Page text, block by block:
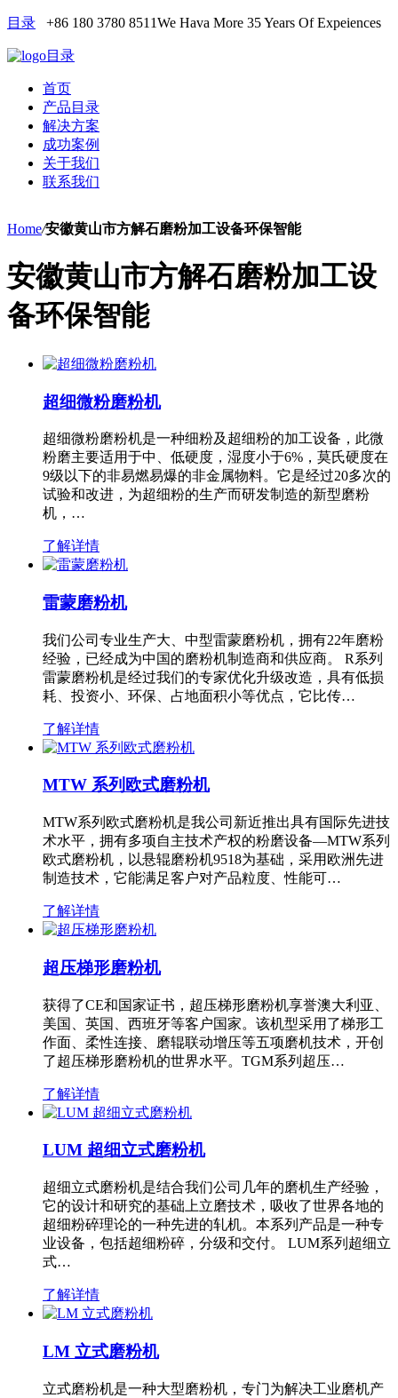
目录 +86 180 3780 8511We Hava More 35 Years Of Expeiences
目录
首页
产品目录
解决方案
成功案例
关于我们
联系我们
Home/安徽黄山市方解石磨粉加工设备环保智能
安徽黄山市方解石磨粉加工设
备环保智能
超细微粉磨粉机
超细微粉磨粉机是一种细粉及超细粉的加工设备，此微
粉磨主要适用于中、低硬度，湿度小于6%，莫氏硬度在
9级以下的非易燃易爆的非金属物料。它是经过20多次的
试验和改进，为超细粉的生产而研发制造的新型磨粉
机，…
了解详情
雷蒙磨粉机
我们公司专业生产大、中型雷蒙磨粉机，拥有22年磨粉
经验，已经成为中国的磨粉机制造商和供应商。 R系列
雷蒙磨粉机是经过我们的专家优化升级改造，具有低损
耗、投资小、环保、占地面积小等优点，它比传…
了解详情
MTW 系列欧式磨粉机
MTW系列欧式磨粉机是我公司新近推出具有国际先进技
术水平，拥有多项自主技术产权的粉磨设备—MTW系列
欧式磨粉机，以悬辊磨粉机9518为基础，采用欧洲先进
制造技术，它能满足客户对产品粒度、性能可…
了解详情
超压梯形磨粉机
获得了CE和国家证书，超压梯形磨粉机享誉澳大利亚、
美国、英国、西班牙等客户国家。该机型采用了梯形工
作面、柔性连接、磨辊联动增压等五项磨机技术，开创
了超压梯形磨粉机的世界水平。TGM系列超压…
了解详情
LUM 超细立式磨粉机
超细立式磨粉机是结合我们公司几年的磨机生产经验，
它的设计和研究的基础上立磨技术，吸收了世界各地的
超细粉碎理论的一种先进的轧机。本系列产品是一种专
业设备，包括超细粉碎，分级和交付。 LUM系列超细立
式…
了解详情
LM 立式磨粉机
立式磨粉机是一种大型磨粉机，专门为解决工业磨机产